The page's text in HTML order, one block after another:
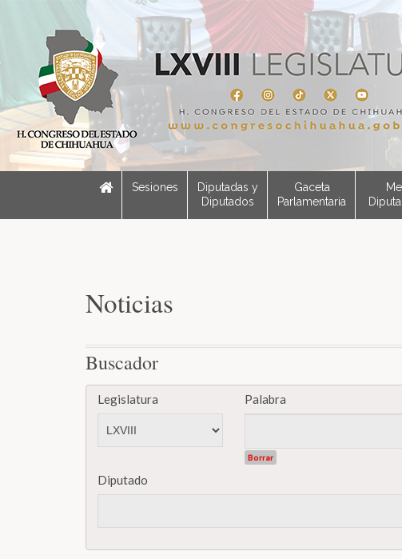
Sesiones
Diputadas y
Diputados
Gaceta
Parlamentaria
Noticias
Buscador
Legislatura Palabra
Borrar
Diputado